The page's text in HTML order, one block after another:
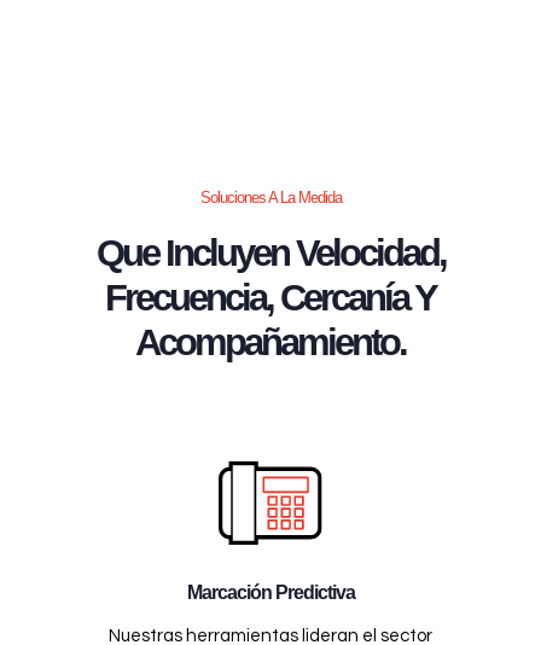
Soluciones A La Medida
Que Incluyen Velocidad,
Frecuencia, Cercanía Y
Acompañamiento.
Marcación Predictiva
Nuestras herramientas lideran el sector